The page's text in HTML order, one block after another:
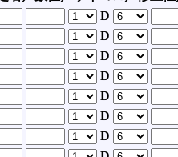
D
D
D
D
D
D
D